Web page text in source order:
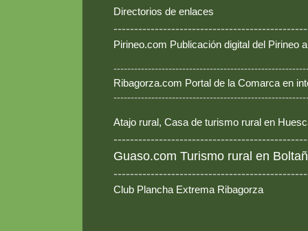
Directorios de enlaces
Pirineo.com Publicación digital del Pirineo
Ribagorza.com Portal de la Comarca en
Atajo rural, Casa de turismo rural en
Guaso.com Turismo rural en
Club Plancha Extrema Ribagorza